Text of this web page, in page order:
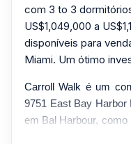
com 3 to 3
US$1,049,000 a
disponíveis para
Miami. Um ótimo
Carroll Walk é um
9751 East Bay Harbor
em Bal Harbour,